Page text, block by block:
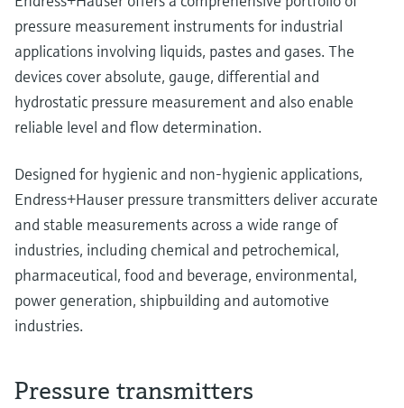
pressure measurement instruments for industrial
applications involving liquids, pastes and gases. The
devices cover absolute, gauge, differential and
hydrostatic pressure measurement and also enable
reliable level and flow determination.
Designed for hygienic and non-hygienic applications,
Endress+Hauser pressure transmitters deliver accurate
and stable measurements across a wide range of
industries, including chemical and petrochemical,
pharmaceutical, food and beverage, environmental,
power generation, shipbuilding and automotive
industries.
Pressure transmitters